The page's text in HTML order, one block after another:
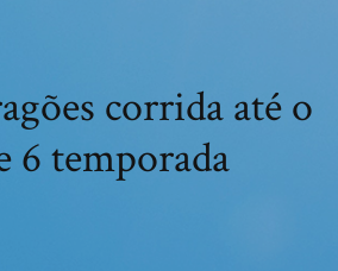
corrida até o
6 temporada